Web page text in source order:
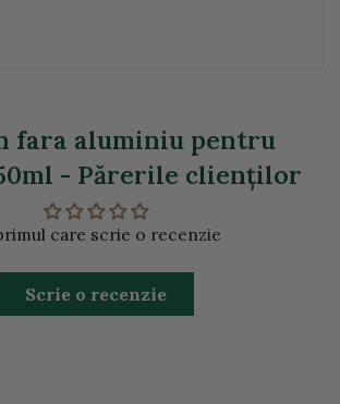
fara aluminiu pentru
- Părerile clienţilor
care scrie o recenzie
Scrie o recenzie